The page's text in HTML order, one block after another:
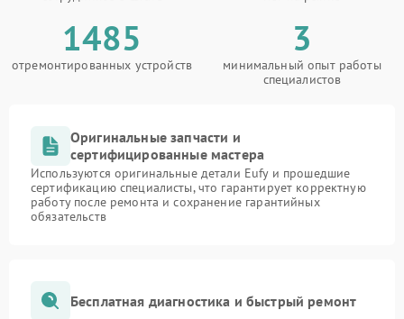
1485
отремонтированных устройств
3
минимальный опыт работы
специалистов
Оригинальные запчасти и
сертифицированные мастера
Используются оригинальные детали Eufy и прошедшие
сертификацию специалисты, что гарантирует корректную
работу после ремонта и сохранение гарантийных
обязательств
Бесплатная диагностика и быстрый ремонт